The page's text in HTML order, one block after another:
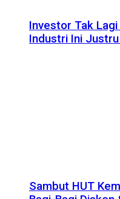
Investor Tak Lagi
Industri Ini
Sambut HUT